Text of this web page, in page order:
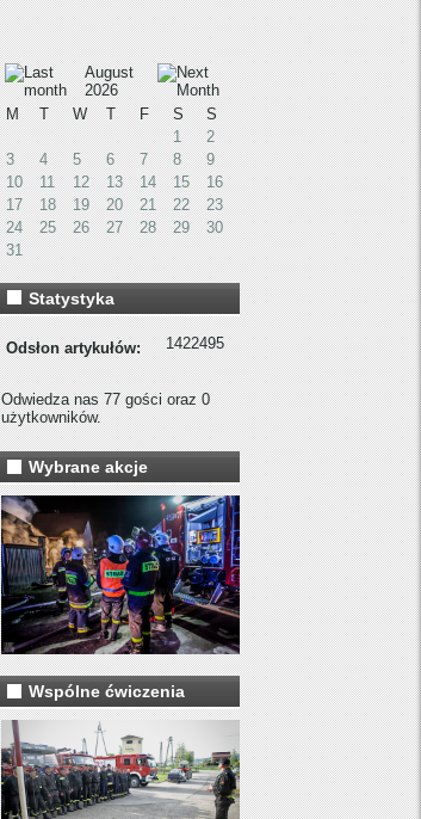
August
2026
M
T W T F S
S
1
2
3
4 5 6 7 8
9
10
11 12 13 14 15
16
17
18 19 20 21 22
23
24
25 26 27 28 29
30
31
Statystyka
Odsłon artykułów: 1422495
Odwiedza nas 77 gości oraz 0
użytkowników.
Wybrane akcje
Wspólne ćwiczenia